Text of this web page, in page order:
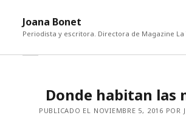
Joana Bonet
Periodista y escritora. Directora de Magazine La
Donde habitan las
PUBLICADO EL NOVIEMBRE 5, 2016 POR